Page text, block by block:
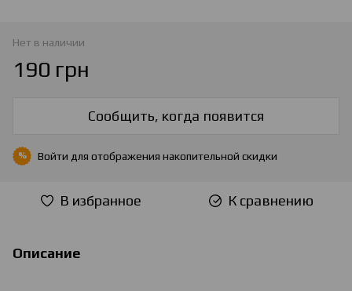
Нет в наличии
190 грн
Сообщить, когда появится
% Войти для отображения накопительной скидки
В избранное К сравнению
Описание